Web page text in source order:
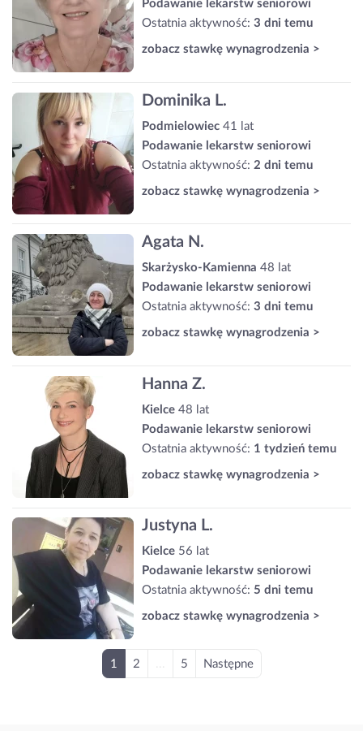
Podawanie lekarstw seniorowi
Ostatnia aktywność: 3 dni temu
zobacz stawkę wynagrodzenia >
Dominika L.
Podmielowiec 41 lat
Podawanie lekarstw seniorowi
Ostatnia aktywność: 2 dni temu
zobacz stawkę wynagrodzenia >
Agata N.
Skarżysko-Kamienna 48 lat
Podawanie lekarstw seniorowi
Ostatnia aktywność: 3 dni temu
zobacz stawkę wynagrodzenia >
Hanna Z.
Kielce 48 lat
Podawanie lekarstw seniorowi
Ostatnia aktywność: 1 tydzień temu
zobacz stawkę wynagrodzenia >
Justyna L.
Kielce 56 lat
Podawanie lekarstw seniorowi
Ostatnia aktywność: 5 dni temu
zobacz stawkę wynagrodzenia >
1 2 5 Następne